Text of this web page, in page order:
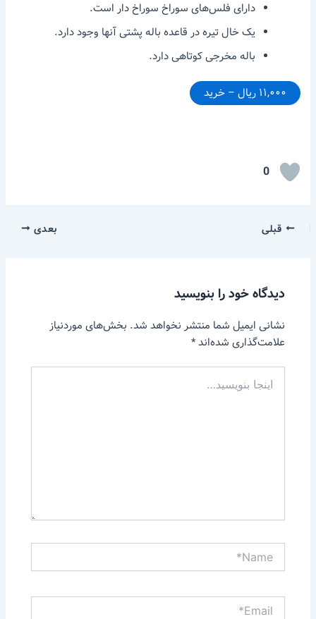
دارای فلس‌های سوراخ سوراخ دار است.
یک خال تیره در قاعده باله پشتی آنها وجود دارد.
باله مخرجی کوتاهی دارد.
۱۱,۰۰۰ ریال – خرید
0
قبلی بعدی
دیدگاه‌ خود را بنویسید
نشانی ایمیل شما منتشر نخواهد شد. بخش‌های موردنیاز
علامت‌گذاری شده‌اند*
بنویسید…
Email*